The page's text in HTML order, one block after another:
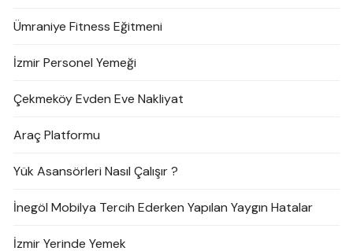
Ümraniye Fitness Eğitmeni
İzmir Personel Yemeği
Çekmeköy Evden Eve Nakliyat
Araç Platformu
Yük Asansörleri Nasıl Çalışır ?
İnegöl Mobilya Tercih Ederken Yapılan Yaygın Hatalar
İzmir Yerinde Yemek